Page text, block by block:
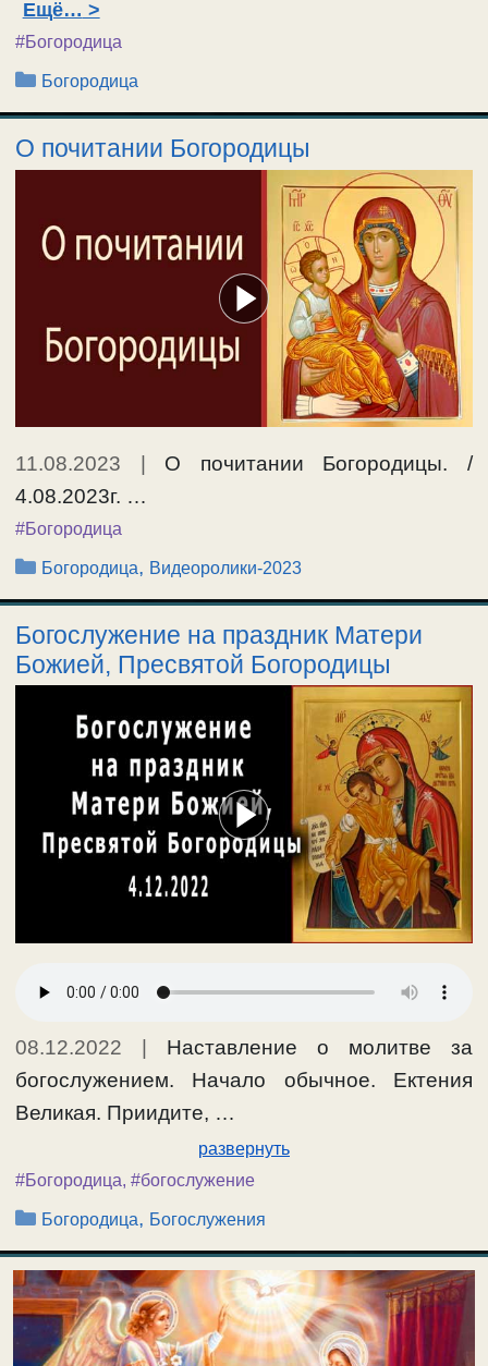
Ещё…
#Богородица
Рубрики
Богородица
О почитании Богородицы
11.08.2023 | О почитании Богородицы. /
4.08.2023г. …
#Богородица
Рубрики
Богородица, Видеоролики-2023
Богослужение на праздник Матери
Божией, Пресвятой Богородицы
08.12.2022
Наставление о молитве за
богослужением. Начало обычное. Ектения
Великая. Приидите, …
развернуть
#Богородица, #богослужение
Рубрики
Богородица, Богослужения